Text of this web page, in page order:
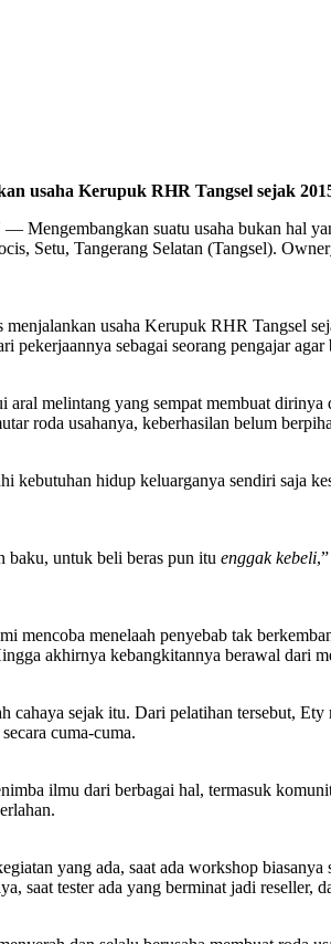
usaha Kerupuk RHR Tangsel sejak
suatu usaha bukan hal
Setu, Tangerang Selatan (Tangsel). Owner
usaha Kerupuk RHR Tangsel
pekerjaannya sebagai seorang pengajar
aral melintang yang sempat membuat
roda usahanya, keberhasilan belum
kebutuhan hidup keluarganya sendiri saja
baku, untuk beli beras pun itu enggak kebeli
mencoba menelaah penyebab tak
akhirnya kebangkitannya berawal dari
cahaya sejak itu. Dari pelatihan tersebut,
cuma-cuma.
ilmu dari berbagai hal, termasuk
yang ada, saat ada workshop
saat tester ada yang berminat jadi